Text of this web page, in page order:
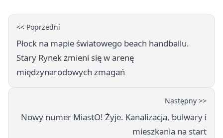
<< Poprzedni
Płock na mapie światowego beach handballu.
Stary Rynek zmieni się w arenę
międzynarodowych zmagań
Następny >>
Nowy numer MiastO! Żyje. Kanalizacja, bulwary i
mieszkania na start